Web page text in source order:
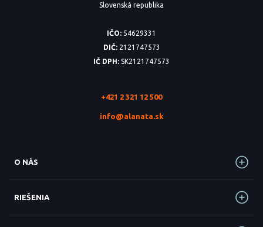
Slovenská republika
IČO: 54629331
DIČ:2121747573
IČ DPH: SK2121747573
+421 2 321 12 500
info@alanata.sk
O NÁS
RIEŠENIA